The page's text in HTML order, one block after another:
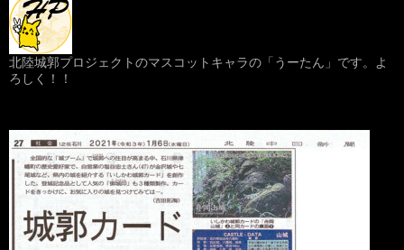
北陸城郭プロジェクトのマスコットキャラの「うーたん」です。よ
ろしく！！